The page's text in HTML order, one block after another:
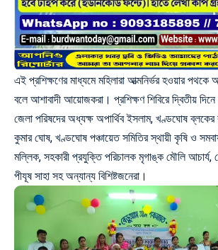
এই প্রশিক্ষণের মাধ্যমে মহিলারা আত্মনির্ভর হওয়ার
বলে আশাবাদী আয়োজকরা। প্রশিক্ষণ শিবিরে দ্বিতীয় দিনে
জেলা পরিষদের অধ্যক্ষ অপার্থিব ইসলাম, খণ্ডঘোষ
কুমার ঘোষ, খণ্ডঘোষ পঞ্চায়েত সমিতির স্থায়ী কৃষি ও
মল্লিক, সহকারী প্রযুক্তি পরিচালক মৃগাঙ্ক মৌলি আচার্য,
পীযূষ সাহা সহ অন্যান্য বিশিষ্টজনেরা।